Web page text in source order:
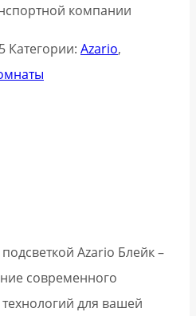
компании
Категории: Azario,
Azario Блейк –
современного
для вашей